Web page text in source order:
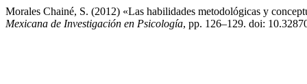
Morales Chainé, S. (2012) «Las habilidades metodológicas y
Mexicana de Investigación en Psicología, pp. 126–129. doi: